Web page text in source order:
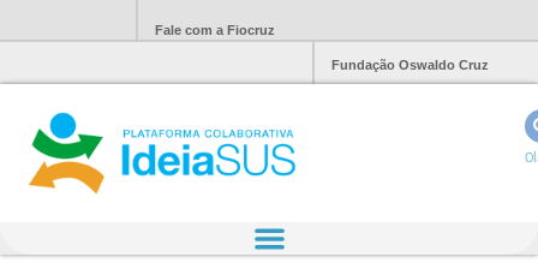
Fale com a Fiocruz
Fundação Oswaldo Cruz